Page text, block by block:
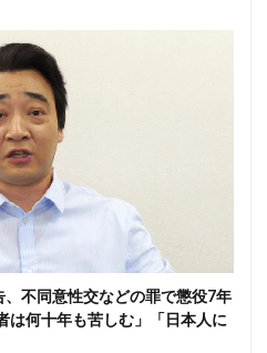
不同意性交などの罪で懲役7年
は何十年も苦しむ」「日本人に